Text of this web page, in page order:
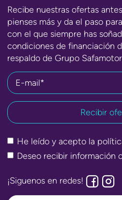
Recibe nuestras ofertas
pienses más y da el paso
con el que siempre has
condiciones de financiación
respaldo de Grupo
E-mail*
He leído y acepto la
Deseo recibir información
¡Siguenos en redes!